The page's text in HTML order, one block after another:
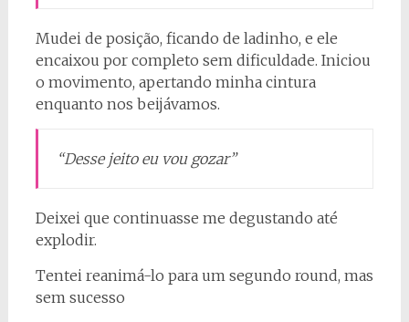
Mudei de posição, ficando de ladinho, e ele
encaixou por completo sem dificuldade. Iniciou
o movimento, apertando minha cintura
enquanto nos beijávamos.
“Desse jeito eu vou gozar”
Deixei que continuasse me degustando até
explodir.
Tentei reanimá-lo para um segundo round, mas
sem sucesso